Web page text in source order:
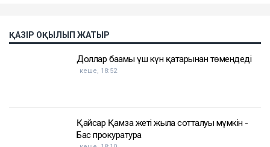
ҚАЗІР ОҚЫЛЫП ЖАТЫР
Доллар бағамы үш күн қатарынан төмендеді
кеше, 18:52
Қайсар Қамза жеті жылға сотталуы мүмкін -
Бас прокуратура